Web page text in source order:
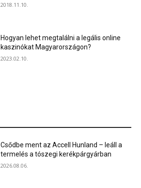
2018.11.10.
Hogyan lehet megtalálni a legális online
kaszinókat Magyarországon?
2023.02.10.
Csődbe ment az Accell Hunland – leáll a
termelés a tószegi kerékpárgyárban
2026.08.06.